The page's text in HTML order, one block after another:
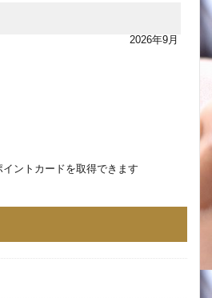
2026年9月
ントカードを取得できます